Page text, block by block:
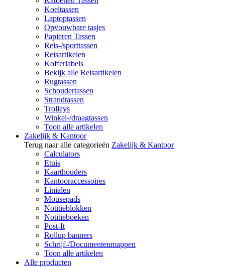
Koeltassen
Laptoptassen
Opvouwbare tasjes
Papieren Tassen
Reis-/sporttassen
Reisartikelen
Kofferlabels
Bekijk alle Reisartikelen
Rugtassen
Schoudertassen
Strandtassen
Trolleys
Winkel-/draagtassen
Toon alle artikelen
Zakelijk & Kantoor
Terug naar alle categorieën Zakelijk & Kantoor
Calculators
Etuis
Kaarthouders
Kantooraccessoires
Linialen
Mousepads
Notitieblokken
Notitieboeken
Post-It
Rollup banners
Schrijf-/Documentenmappen
Toon alle artikelen
Alle producten